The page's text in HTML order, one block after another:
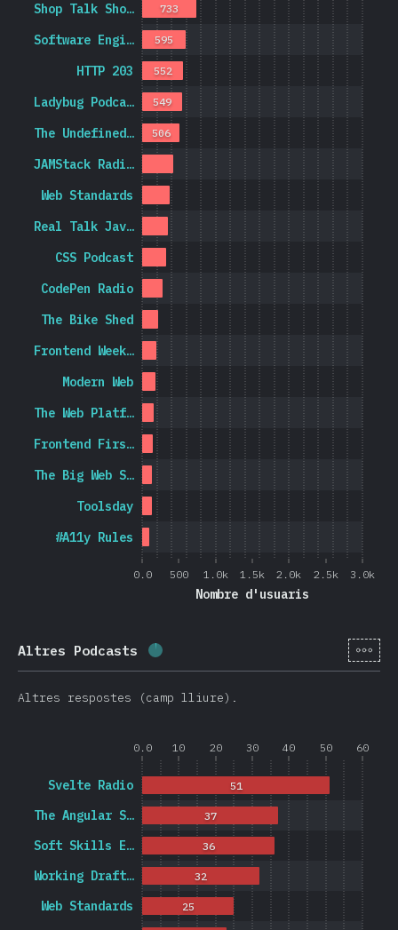
0.0 500 1.0k 1.5k 2.0k 2.5k 3.0k
Nombre d'usuaris
#A11y Rules
Toolsday
The Big Web S…
Frontend Firs…
The Web Platf…
Modern Web
Frontend Week…
The Bike Shed
CodePen Radio
CSS Podcast
Real Talk Jav…
Web Standards
JAMStack Radi…
The Undefined…
Ladybug Podca…
HTTP 203
Software Engi…
Shop Talk Sho…
506
549
552
595
733
Altres Podcasts Percentatge completat: 1.9 % (
[ca-
Altres respostes (camp lliure).
0.0 10 20 30 40 50 60
Web Standards
Working Draft…
Soft Skills E…
The Angular S…
Svelte Radio
25
32
36
37
51